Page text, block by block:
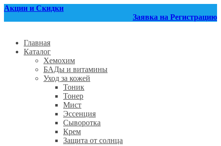
Перейти
Акции и Скидки
Заявка на Регистрацию
Главная
Каталог
Хемохим
БАДы и витамины
Уход за кожей
Тоник
Тонер
Мист
Эссенция
Сыворотка
Крем
Защита от солнца